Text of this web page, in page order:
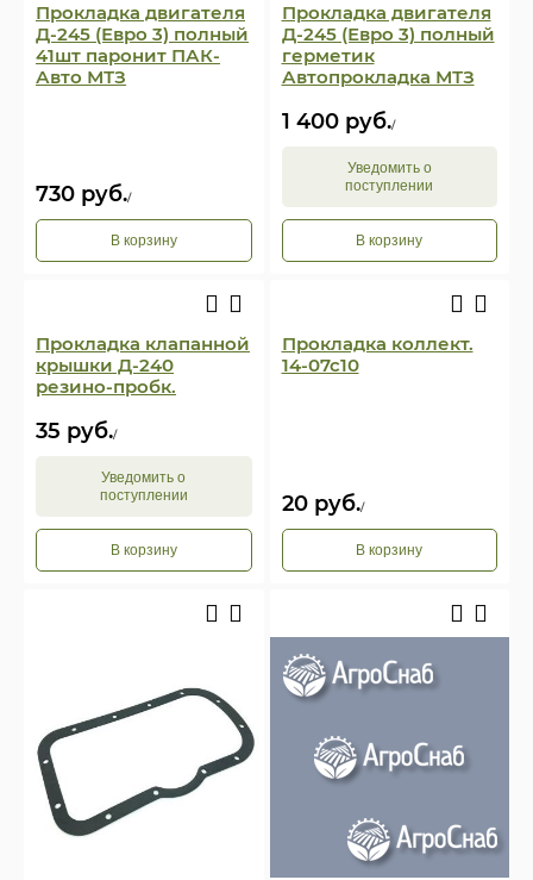
Прокладка двигателя
Д-245 (Евро 3) полный
41шт паронит ПАК-
Авто МТЗ
730 руб./
В корзину
Прокладка двигателя
Д-245 (Евро 3) полный
герметик
Автопрокладка МТЗ
1 400руб./
Уведомить о
поступлении
В корзину
Прокладка клапанной
крышки Д-240
резино-пробк.
35 руб./
Уведомить о
поступлении
В корзину
Прокладка коллект.
14-07с10
20руб./
В корзину